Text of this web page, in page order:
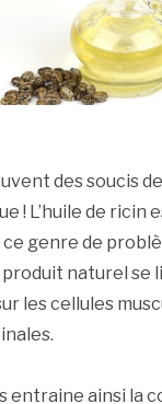
des soucis
! L’huile de ricin
genre de
produit naturel se
les cellules
entraine ainsi la